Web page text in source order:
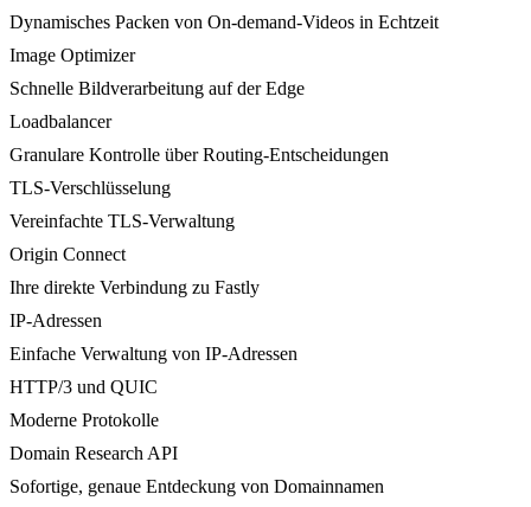
Dynamisches Packen von On-demand-Videos in Echtzeit
Image Optimizer
Schnelle Bildverarbeitung auf der Edge
Loadbalancer
Granulare Kontrolle über Routing-Entscheidungen
TLS-Verschlüsselung
Vereinfachte TLS-Verwaltung
Origin Connect
Ihre direkte Verbindung zu Fastly
IP-Adressen
Einfache Verwaltung von IP-Adressen
HTTP/3 und QUIC
Moderne Protokolle
Domain Research API
Sofortige, genaue Entdeckung von Domainnamen